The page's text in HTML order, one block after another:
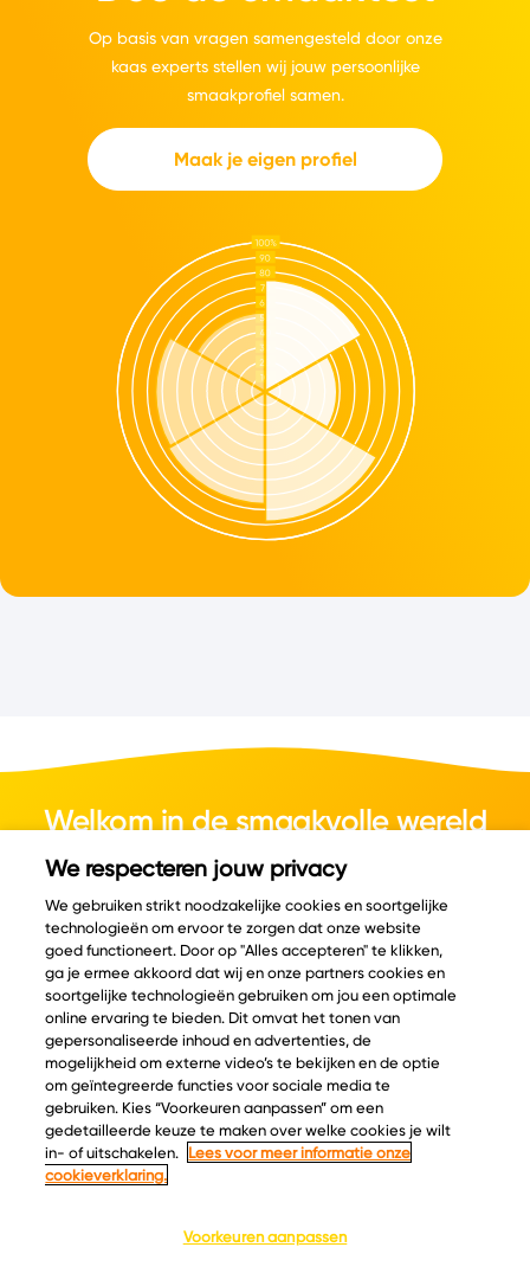
Op basis van vragen samengesteld door onze
kaas experts stellen wij jouw persoonlijke
smaakprofiel samen.
Maak je eigen profiel
Welkom in de smaakvolle wereld
van kaas.
© Copyright 2026 Velder
Inspiratie
Kaascatalogus
Recepten
Kaasplankjes
Blog
Informatie
Over ons
Ontdek
Keurmerken
We respecteren jouw privacy
We gebruiken strikt noodzakelijke cookies en soortgelijke
technologieën om ervoor te zorgen dat onze website
goed functioneert. Door op "Alles accepteren" te klikken,
ga je ermee akkoord dat wij en onze partners cookies en
soortgelijke technologieën gebruiken om jou een optimale
online ervaring te bieden. Dit omvat het tonen van
gepersonaliseerde inhoud en advertenties, de
mogelijkheid om externe video’s te bekijken en de optie
om geïntegreerde functies voor sociale media te
gebruiken. Kies “Voorkeuren aanpassen” om een
gedetailleerde keuze te maken over welke cookies je wilt
in- of uitschakelen.
Lees voor meer informatie onze
cookieverklaring.
Voorkeuren aanpassen